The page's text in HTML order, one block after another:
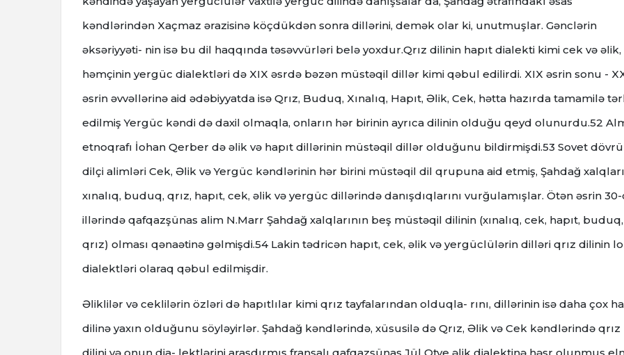
kəndlərindən Xaçmaz ərazisinə köçdükdən sonra dillərini, demək olar ki, unutmuşlar. Gənclərin
əksəriyyəti- nin isə bu dil haqqında təsəvvürləri belə yoxdur.Qrız dilinin hapıt dialekti kimi cek və əlik,
həmçinin yergüc dialektləri də XIX əsrdə bəzən müstəqil dillər kimi qəbul edilirdi. XIX əsrin sonu -
əsrin əvvəllərinə aid ədəbiyyatda isə Qrız, Buduq, Xınalıq, Hapıt, Əlik, Cek, hətta hazırda tamamilə
edilmiş Yergüc kəndi də daxil olmaqla, onların hər birinin ayrıca dilinin olduğu qeyd olunurdu.52
etnoqrafı İohan Qerber də əlik və hapıt dillərinin müstəqil dillər olduğunu bildirmişdi.53 Sovet
dilçi alimləri Cek, Əlik və Yergüc kəndlərinin hər birini müstəqil dil qrupuna aid etmiş, Şahdağ
xınalıq, buduq, qrız, hapıt, cek, əlik və yergüc dillərində danışdıqlarını vurğulamışlar. Ötən əsrin
illərində qafqazşünas alim N.Marr Şahdağ xalqlarının beş müstəqil dilinin (xınalıq, cek, hapıt, buduq,
qrız) olması qənaətinə gəlmişdi.54 Lakin tədricən hapıt, cek, əlik və yergüclülərin dilləri qrız dilinin
dialektləri olaraq qəbul edilmişdir.
Əliklilər və ceklilərin özləri də hapıtlılar kimi qrız tayfalarından olduqla- rını, dillərinin isə daha çox
dilinə yaxın olduğunu söyləyirlər. Şahdağ kəndlərində, xüsusilə də Qrız, Əlik və Cek kəndlərində qrız